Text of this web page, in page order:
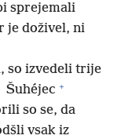
sprejemali
je doživel, ni
so izvedeli trije
Šuhéjec +
so se, da
vsak iz